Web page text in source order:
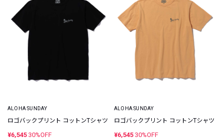
ALOHA SUNDAY
ロゴバックプリント コットンTシャツ
¥6,545 30%OFF
ALOHA SUNDAY
ロゴバックプリント コットンTシャツ
¥6,545 30%OFF